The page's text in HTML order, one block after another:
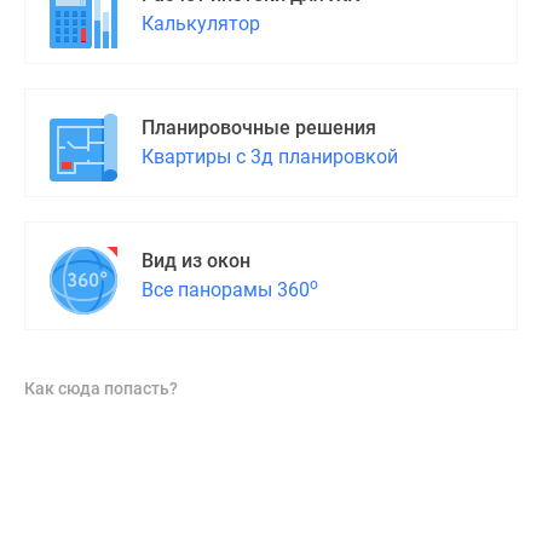
Калькулятор
Планировочные решения
Квартиры с 3д планировкой
Вид из окон
Все панорамы 360о
Как сюда попасть?